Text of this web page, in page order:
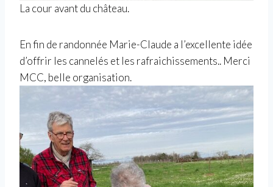
La cour avant du château.
En fin de randonnée Marie-Claude a l’excellente idée
d’offrir les cannelés et les rafraichissements.. Merci
MCC, belle organisation.